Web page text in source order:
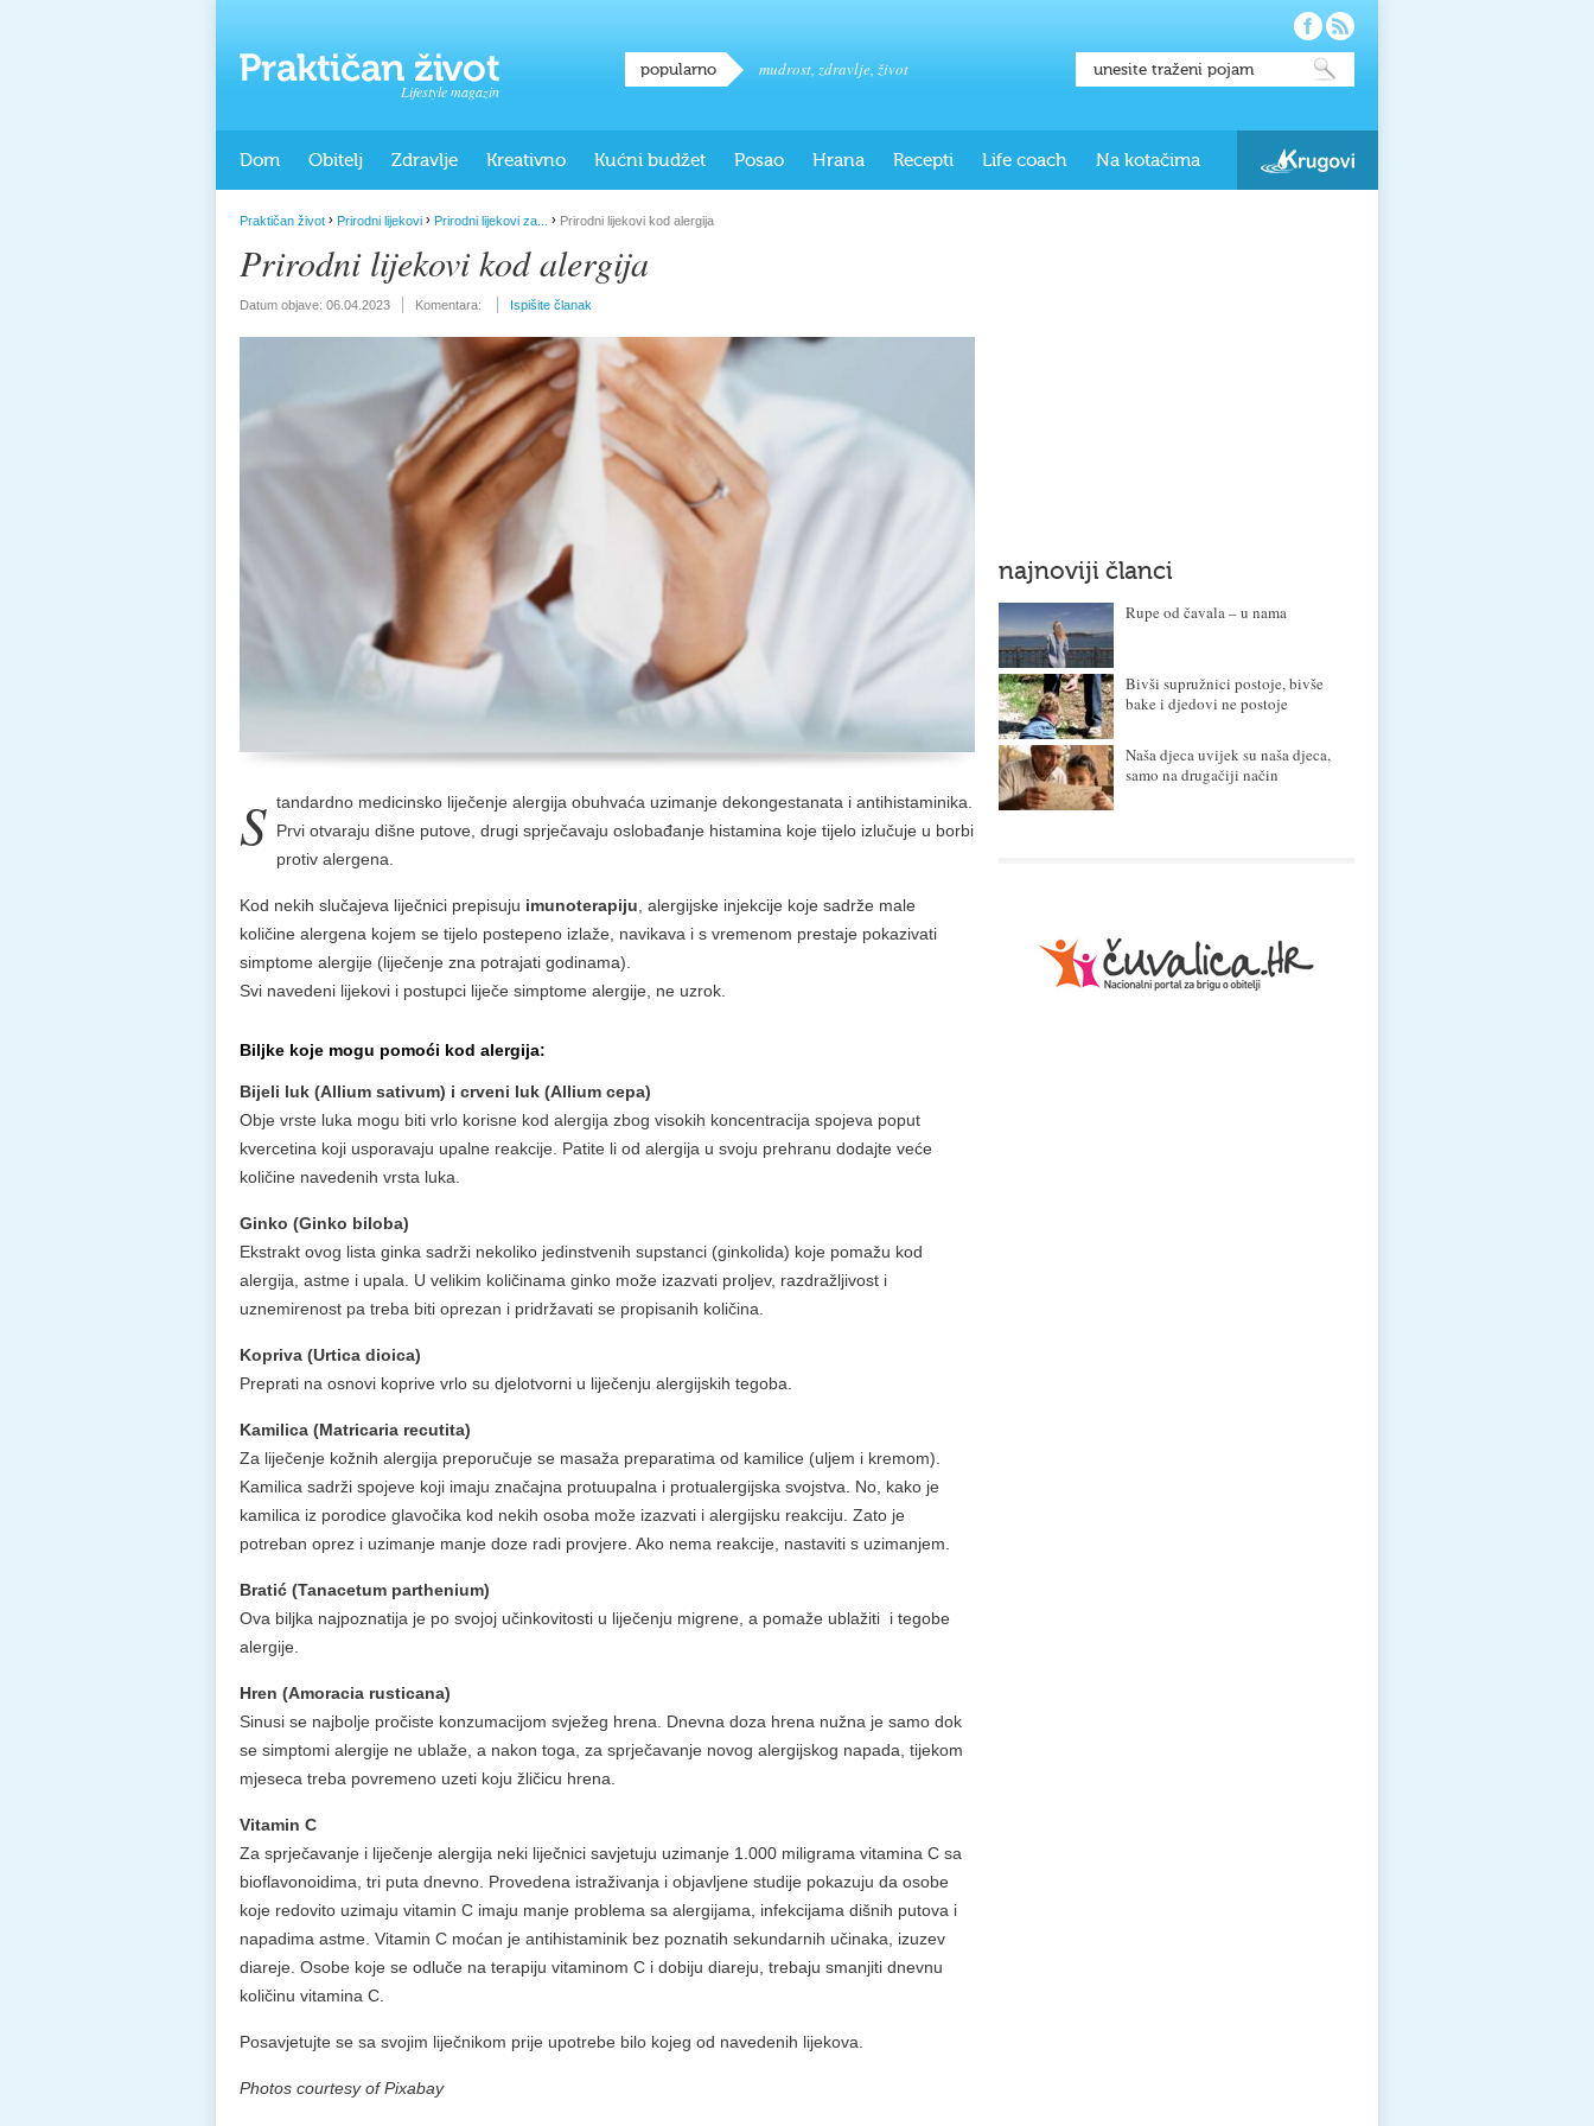
Lifestyle magazin
popularno mudrost, zdravlje, život
Dom Obitelj Zdravlje Kreativno Kućni budžet Posao Hrana Recepti Life coach Na kotačima
Praktičan život › Prirodni lijekovi › Prirodni lijekovi za... › Prirodni lijekovi kod alergija
Prirodni lijekovi kod alergija
Datum objave: 06.04.2023 Komentara: Ispišite članak
S tandardno medicinsko liječenje alergija obuhvaća uzimanje dekongestanata i antihistaminika.
Prvi otvaraju dišne putove, drugi sprječavaju oslobađanje histamina koje tijelo izlučuje u borbi
protiv alergena.
Kod nekih slučajeva liječnici prepisuju imunoterapiju , alergijske injekcije koje sadrže male
količine alergena kojem se tijelo postepeno izlaže, navikava i s vremenom prestaje pokazivati
simptome alergije (liječenje zna potrajati godinama).
Svi navedeni lijekovi i postupci liječe simptome alergije, ne uzrok.
Biljke koje mogu pomoći kod alergija:
Bijeli luk (Allium sativum) i crveni luk (Allium cepa)
Obje vrste luka mogu biti vrlo korisne kod alergija zbog visokih koncentracija spojeva poput
kvercetina koji usporavaju upalne reakcije. Patite li od alergija u svoju prehranu dodajte veće
količine navedenih vrsta luka.
Ginko (Ginko biloba)
Ekstrakt ovog lista ginka sadrži nekoliko jedinstvenih supstanci (ginkolida) koje pomažu kod
alergija, astme i upala. U velikim količinama ginko može izazvati proljev, razdražljivost i
uznemirenost pa treba biti oprezan i pridržavati se propisanih količina.
Kopriva (Urtica dioica)
Preprati na osnovi koprive vrlo su djelotvorni u liječenju alergijskih tegoba.
Kamilica (Matricaria recutita)
Za liječenje kožnih alergija preporučuje se masaža preparatima od kamilice (uljem i kremom).
Kamilica sadrži spojeve koji imaju značajna protuupalna i protualergijska svojstva. No, kako je
kamilica iz porodice glavočika kod nekih osoba može izazvati i alergijsku reakciju. Zato je
potreban oprez i uzimanje manje doze radi provjere. Ako nema reakcije, nastaviti s uzimanjem.
Bratić (Tanacetum parthenium)
Ova biljka najpoznatija je po svojoj učinkovitosti u liječenju migrene, a pomaže ublažiti i tegobe
alergije.
Hren (Amoracia rusticana)
Sinusi se najbolje pročiste konzumacijom svježeg hrena. Dnevna doza hrena nužna je samo dok
se simptomi alergije ne ublaže, a nakon toga, za sprječavanje novog alergijskog napada, tijekom
mjeseca treba povremeno uzeti koju žličicu hrena.
Vitamin C
Za sprječavanje i liječenje alergija neki liječnici savjetuju uzimanje 1.000 miligrama vitamina C sa
bioflavonoidima, tri puta dnevno. Provedena istraživanja i objavljene studije pokazuju da osobe
koje redovito uzimaju vitamin C imaju manje problema sa alergijama, infekcijama dišnih putova i
napadima astme. Vitamin C moćan je antihistaminik bez poznatih sekundarnih učinaka, izuzev
diareje. Osobe koje se odluče na terapiju vitaminom C i dobiju diareju, trebaju smanjiti dnevnu
količinu vitamina C.
Posavjetujte se sa svojim liječnikom prije upotrebe bilo kojeg od navedenih lijekova.
Photos courtesy of Pixabay
najnoviji članci
Rupe od čavala – u nama
Bivši supružnici postoje, bivše
bake i djedovi ne postoje
Naša djeca uvijek su naša djeca,
samo na drugačiji način